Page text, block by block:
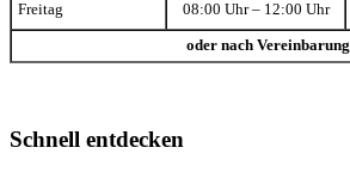
Freitag 08:00 Uhr – 12:00 Uhr
oder nach Vereinbarung
Schnell entdecken